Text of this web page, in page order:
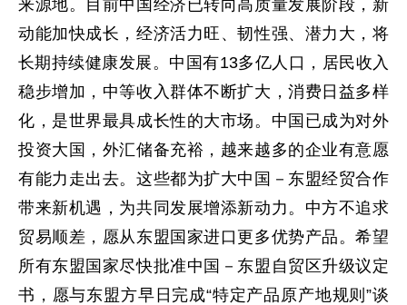
来源地。目前中国经济已转向高质量发展阶段，新
动能加快成长，经济活力旺、韧性强、潜力大，将
长期持续健康发展。中国有13多亿人口，居民收入
稳步增加，中等收入群体不断扩大，消费日益多样
化，是世界最具成长性的大市场。中国已成为对外
投资大国，外汇储备充裕，越来越多的企业有意愿
有能力走出去。这些都为扩大中国－东盟经贸合作
带来新机遇，为共同发展增添新动力。中方不追求
贸易顺差，愿从东盟国家进口更多优势产品。希望
所有东盟国家尽快批准中国－东盟自贸区升级议定
书，愿与东盟方早日完成“特定产品原产地规则”谈